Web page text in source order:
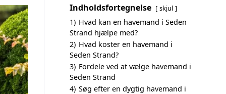
Indholdsfortegnelse skjul
1) Hvad kan en havemand i Seden
Strand hjælpe med?
2) Hvad koster en havemand i
Seden Strand?
3) Fordele ved at vælge havemand i
Seden Strand
4) Søg efter en dygtig havemand i